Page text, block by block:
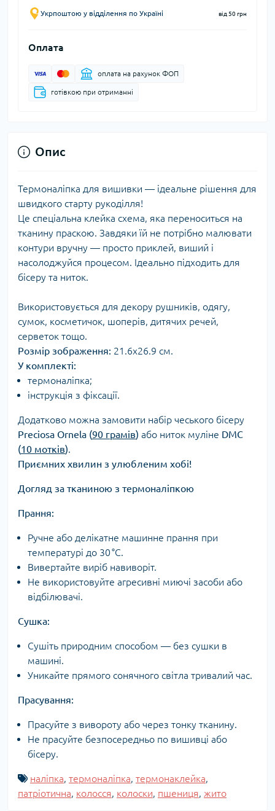
Укрпоштою у відділення по Україні від 50 грн
Оплата
оплата на рахунок ФОП
готівкою при отриманні
Опис
Термоналіпка для вишивки — ідеальне рішення для
швидкого старту рукоділля!
Це спеціальна клейка схема, яка переноситься на
тканину праскою. Завдяки їй не потрібно малювати
контури вручну — просто приклей, виший і
насолоджуйся процесом. Ідеально підходить для
бісеру та ниток.
Використовується для декору рушників, одягу,
сумок, косметичок, шоперів, дитячих речей,
серветок тощо.
Розмір зображення: 21.6х26.9 см.
У комплекті:
термоналіпка;
інструкція з фіксації.
Додатково можна замовити набір чеського бісеру
Preciosa Ornela (90 грамів) або ниток муліне DMC
(10 мотків).
Приємних хвилин з улюбленим хобі!
Догляд за тканиною з термоналіпкою
Прання:
Ручне або делікатне машинне прання при
температурі до 30 °C.
Вивертайте виріб навиворіт.
Не використовуйте агресивні миючі засоби або
відбілювачі.
Сушка:
Сушіть природним способом — без сушки в
машині.
Уникайте прямого сонячного світла тривалий час.
Прасування:
Прасуйте з вивороту або через тонку тканину.
Не прасуйте безпосередньо по вишивці або
бісеру.
наліпка, термоналіпка, термонаклейка,
патріотична, колосся, колоски, пшениця, жито